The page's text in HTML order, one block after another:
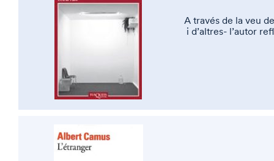
A través de la veu
i d’altres- l’autor